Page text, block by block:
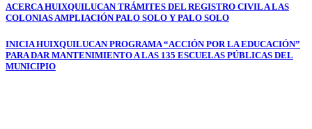
Navegación
de
entradas
ACERCA HUIXQUILUCAN TRÁMITES DEL REGISTRO CIVIL A LAS
COLONIAS AMPLIACIÓN PALO SOLO Y PALO SOLO
INICIA HUIXQUILUCAN PROGRAMA “ACCIÓN POR LA EDUCACIÓN”
PARA DAR MANTENIMIENTO A LAS 135 ESCUELAS PÚBLICAS DEL
MUNICIPIO